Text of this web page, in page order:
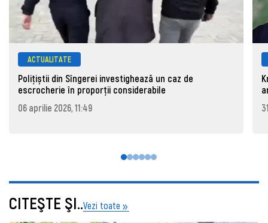
ACTUALITATE
Polițiștii din Sîngerei investighează un caz de
escrocherie în proporții considerabile
06 aprilie 2026, 11:49
CITEŞTE ŞI..Vezi toate